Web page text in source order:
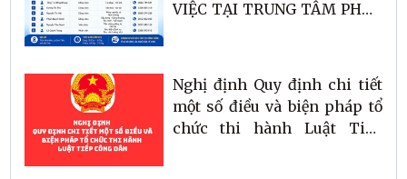
VIỆC TẠI TRUNG TÂM PHỤC
Nghị định Quy định chi tiết
một số điều và biện pháp tổ
chức thi hành Luật Tiếp